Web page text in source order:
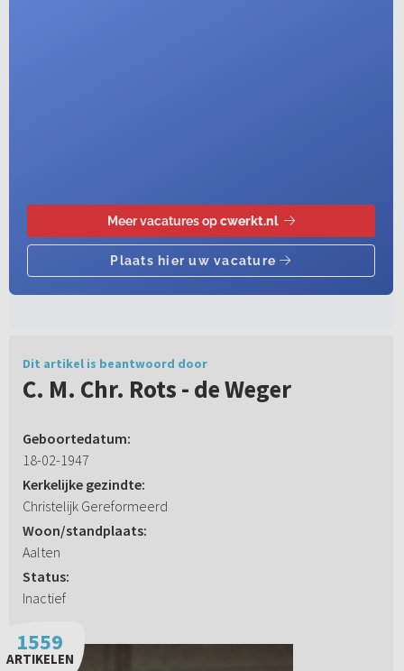
Dit artikel is beantwoord door
C. M. Chr. Rots - de Weger
Geboortedatum:
18-02-1947
Kerkelijke gezindte:
Christelijk Gereformeerd
Woon/standplaats:
Aalten
Status:
Inactief
1559
ARTIKELEN